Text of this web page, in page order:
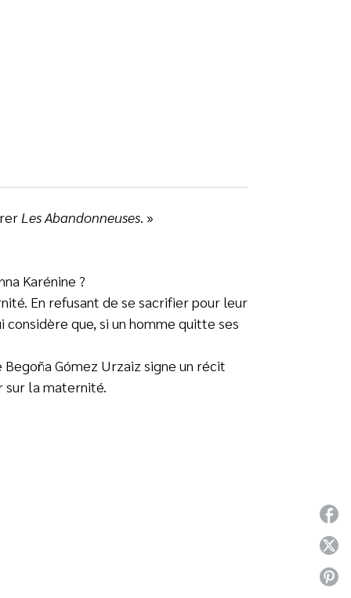
Les Abandonneuses. »
Karénine ?
En refusant de se sacrifier pour leur
que, si un homme quitte ses
Gómez Urzaiz signe un récit
sur la maternité.